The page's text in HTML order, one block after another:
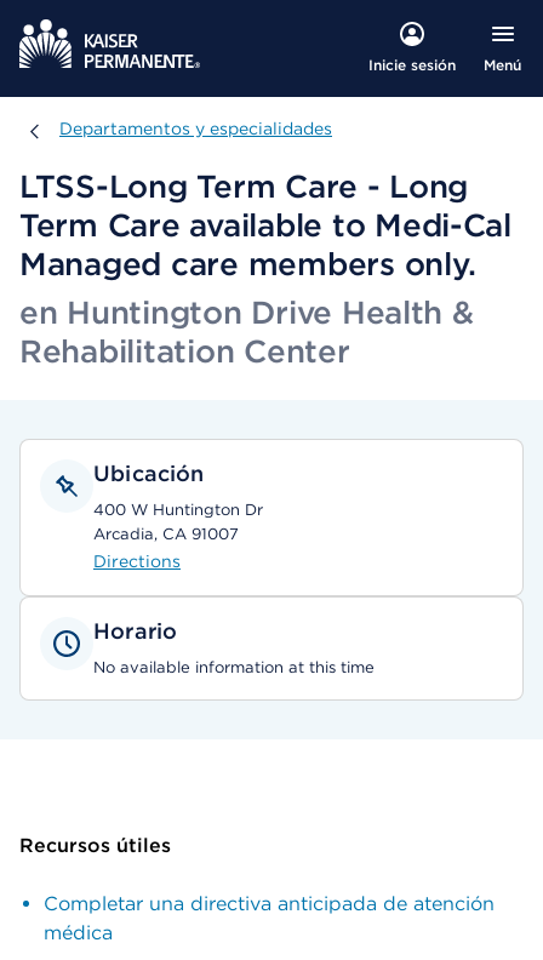
Inicie sesión Menú
Departamentos y especialidades
Departamentos y especialidades
LTSS-Long Term Care - Long
Term Care available to Medi-Cal
Managed care members only.
en Huntington Drive Health &
Rehabilitation Center
Ubicación
400 W Huntington Dr
Arcadia, CA 91007
Directions
Horario
No available information at this time
Recursos útiles
Completar una directiva anticipada de atención
médica